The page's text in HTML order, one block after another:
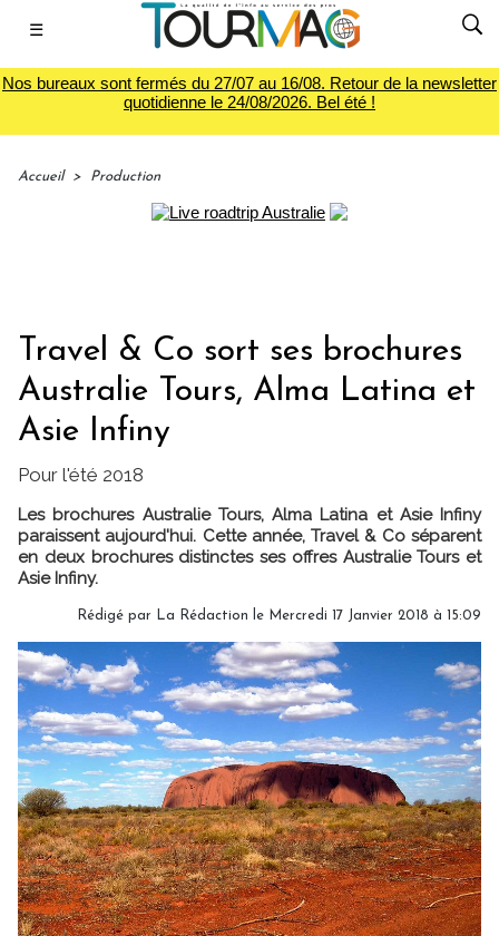
☰
Nos bureaux sont fermés du 27/07 au 16/08. Retour de la newsletter
quotidienne le 24/08/2026. Bel été !
Accueil > Production
Travel & Co sort ses brochures
Australie Tours, Alma Latina et
Asie Infiny
Pour l'été 2018
Les brochures Australie Tours, Alma Latina et Asie Infiny
paraissent aujourd'hui. Cette année, Travel & Co séparent
en deux brochures distinctes ses offres Australie Tours et
Asie Infiny.
Rédigé par La Rédaction le Mercredi 17 Janvier 2018 à 15:09